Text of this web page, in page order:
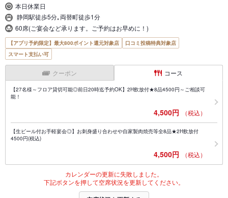
本日休業日
静岡駅徒歩5分｡両替町徒歩1分
60席(ご宴会など承ります。ご予約はお早めに！)
【アプリ予約限定】最大800ポイント還元対象店
口コミ投稿特典対象店
スマート支払い可
クーポン コース
【27名様～フロア貸切可能◎前日20時迄予約OK】2H飲放付★8品4500円～ご相談可
能！
4,500円 （税込）
【生ビール付お手軽宴会◎】お刺身盛り合わせや自家製肉焼売等全8品★2H飲放付
4500円(税込)
4,500円 （税込）
カレンダーの更新に失敗しました。
下記ボタンを押して空席状況を更新してください。